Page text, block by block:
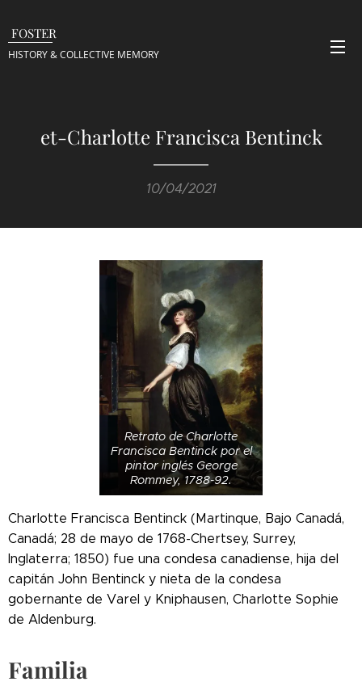
FOSTER
HISTORY & COLLECTIVE MEMORY
et-Charlotte Francisca Bentinck
10/04/2021
Retrato de Charlotte
Francisca Bentinck por el
pintor inglés George
Rommey, 1788-92.
Charlotte Francisca Bentinck (Martinque, Bajo Canadá,
Canadá; 28 de mayo de 1768-Chertsey, Surrey,
Inglaterra; 1850) fue una condesa canadiense, hija del
capitán John Bentinck y nieta de la condesa
gobernante de Varel y Kniphausen, Charlotte Sophie
de Aldenburg.
Familia